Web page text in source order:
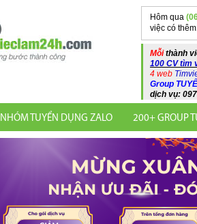
Hôm qua
việc có
Mỗithành
100 CV tìm
4 web
Group
dịch vụ:
NHÓM TUYỂN DỤNG ZALO 200+ GROUP